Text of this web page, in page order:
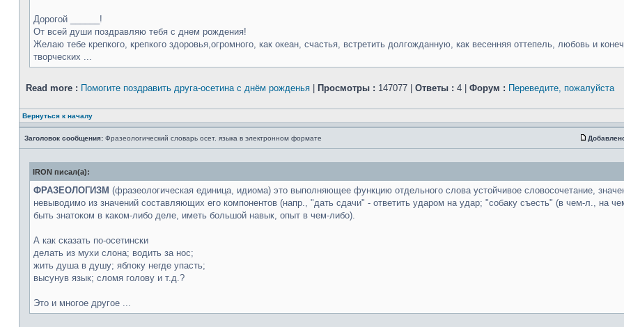
Дорогой ______!
От всей души поздравляю тебя с днем рождения!
Желаю тебе крепкого, крепкого здоровья,огромного, как океан, счастья, встретить долгожданную, как весенняя оттепель, любовь и
творческих ...
Read more : Помогите поздравить друга-осетина с днём рожденья Просмотры : 147077 | Ответы : 4 | Форум : Переведите, пожалуйста
Вернуться к началу
Заголовок сообщения: Фразеологический словарь осет. языка в электронном формате
IRON писал(а):
ФРАЗЕОЛОГИЗМ (фразеологическая единица, идиома) это выполняющее функцию отдельного слова устойчивое словосочетание,
невыводимо из значений составляющих его компонентов (напр., "дать сдачи" - ответить ударом на удар; "собаку съесть" (в чем-л., на
быть знатоком в каком-либо деле, иметь большой навык, опыт в чем-либо).
А как сказать по-осетински
делать из мухи слона; водить за нос;
жить душа в душу; яблоку негде упасть;
высунув язык; сломя голову и т.д.?
Это и многое другое ...